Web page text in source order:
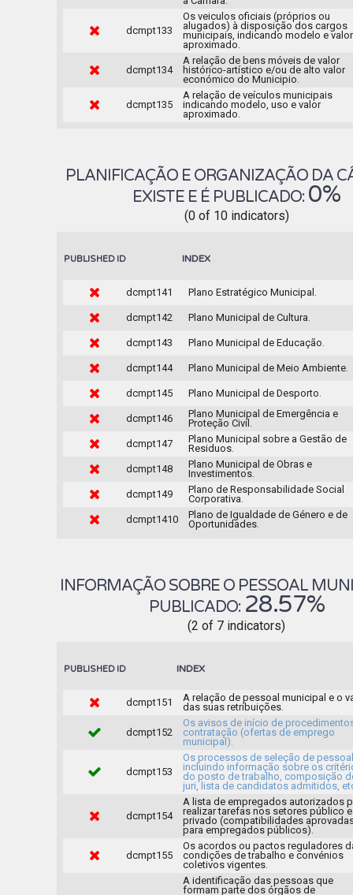
dcmpt133
Os veiculos oficiais (próprios ou
alugados) à disposição dos cargos
municipais, indicando modelo e valor
aproximado.
dcmpt134
A relação de bens móveis de valor
histórico-artístico e/ou de alto valor
económico do Municipio.
dcmpt135
A relação de veículos municipais
indicando modelo, uso e valor
aproximado.
PLANIFICAÇÃO E ORGANIZAÇÃO DA
EXISTE E É PUBLICADO: 0%
(0 of 10 indicators)
PUBLISHED ID INDEX
dcmpt141 Plano Estratégico Municipal.
dcmpt142 Plano Municipal de Cultura.
dcmpt143 Plano Municipal de Educação.
dcmpt144 Plano Municipal de Meio Ambiente.
dcmpt145 Plano Municipal de Desporto.
dcmpt146
Plano Municipal de Emergência e
Proteção Civil.
dcmpt147
Plano Municipal sobre a Gestão de
Residuos.
dcmpt148
Plano Municipal de Obras e
Investimentos.
dcmpt149
Plano de Responsabilidade Social
Corporativa.
dcmpt1410
Plano de Igualdade de Género e de
Oportunidades.
INFORMAÇÃO SOBRE O PESSOAL
PUBLICADO: 28.57%
(2 of 7 indicators)
PUBLISHED ID INDEX
dcmpt151
A relação de pessoal municipal e o
das suas retribuições.
dcmpt152
Os avisos de início de
contratação (ofertas de emprego
municipal).
dcmpt153
Os processos de seleção de pessoal
incluindo informação sobre os
do posto de trabalho, composição
juri, lista de candidatos admitidos,
dcmpt154
A lista de empregados autorizados
realizar tarefas nos setores público e
privado (compatibilidades
para empregados públicos).
dcmpt155
Os acordos ou pactos reguladores
condições de trabalho e convénios
coletivos vigentes.
A identificação das pessoas que
formam parte dos órgãos de